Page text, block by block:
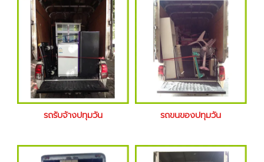
รถรับจ้างปทุมวัน รถขนของปทุมวัน